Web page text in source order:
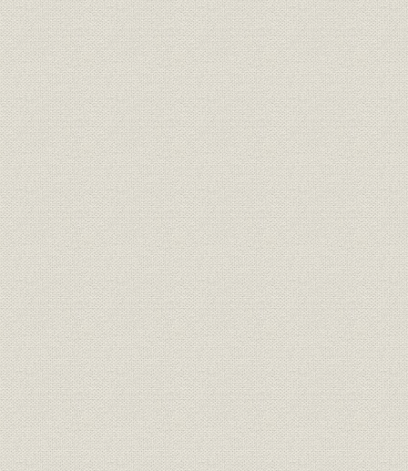
3. 用紙制限に苦しむ
4. 新聞界にも自主統制の波
5. 本紙、自主経営となる
第4節 太平洋戦争期
1. 戦時統合までの動静
2. 本紙の戦時統合
3. 新聞非常態勢の下で
4. 終戦を迎える
第4章 再起から発展へ 昭和20年代
第1節 戦時統制体制から脱却
1. 「日本経済新聞」と改題
2. 小汀社長辞任